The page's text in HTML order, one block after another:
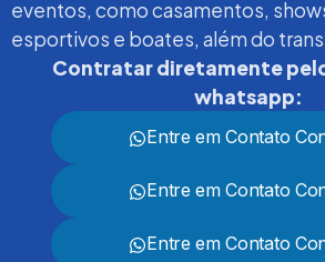
eventos, como casamentos,
esportivos e boates, além do
Contratar diretamente
whatsapp:
Entre em Contato
Entre em Contato
Entre em Contato